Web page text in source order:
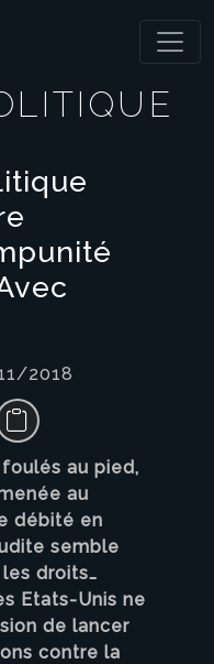
2018
au pied,
au
débité en
semble
droits…
Etats-Unis ne
de lancer
contre la